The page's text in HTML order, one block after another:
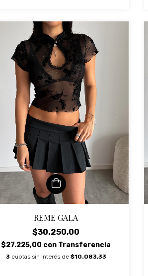
REME GALA
$30.250,00
$27.225,00 con Transferencia
3 cuotas sin interés de $10.083,33